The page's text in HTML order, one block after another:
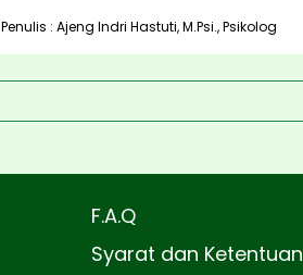
Penulis : Ajeng Indri Hastuti, M.Psi., Psikolog
F.A.Q
Syarat dan Ketentuan